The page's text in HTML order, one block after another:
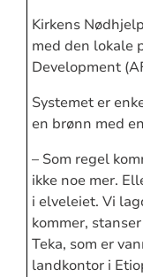
Kirkens
med den lokale
Development
Systemet er
en brønn med
– Som regel
ikke noe mer.
i elveleiet. Vi
kommer,
Teka, som er
landkontor i